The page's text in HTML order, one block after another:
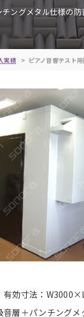
チングメタル仕様の防
実績 ピアノ音響テスト
有効寸法：
音層＋パンチングメ